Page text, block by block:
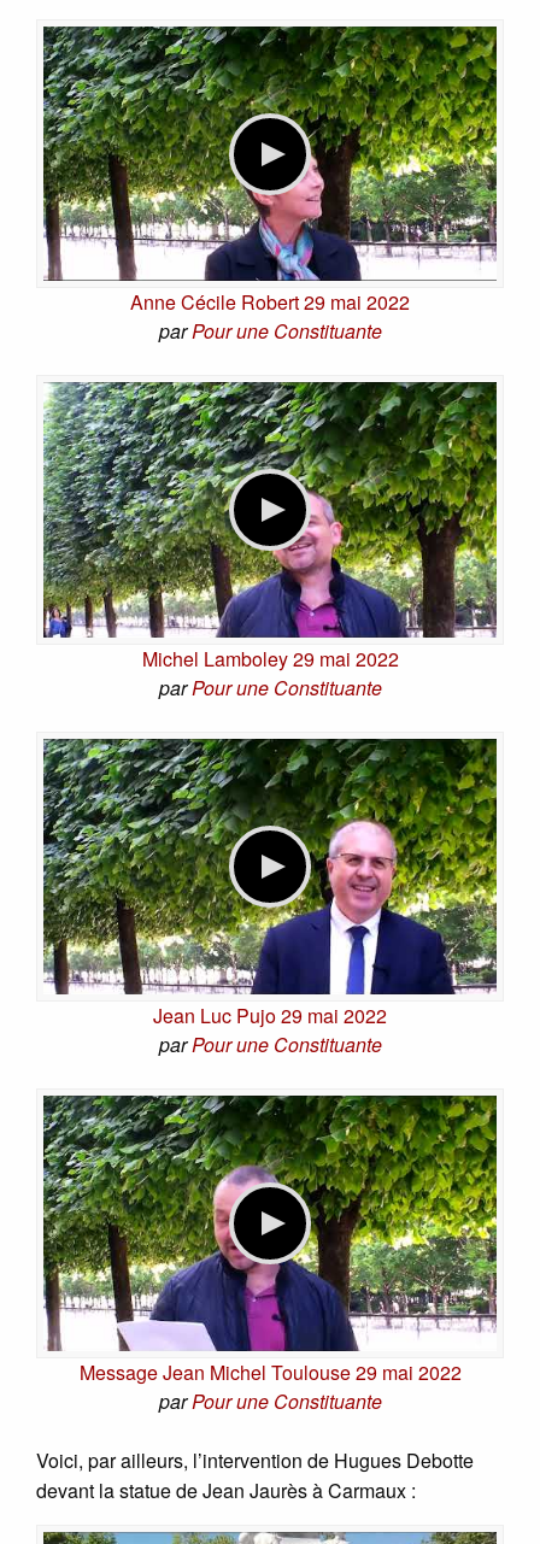
Anne Cécile Robert 29 mai 2022
parPour une Constituante
Michel Lamboley 29 mai 2022
parPour une Constituante
Jean Luc Pujo 29 mai 2022
parPour une Constituante
Message Jean Michel Toulouse 29 mai 2022
parPour une Constituante
Voici, par ailleurs, l’intervention de Hugues Debotte
devant la statue de Jean Jaurès à Carmaux :